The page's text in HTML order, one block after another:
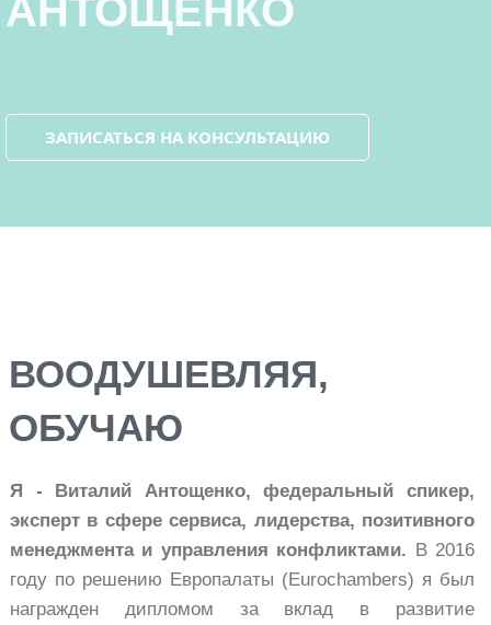
АНТОЩЕНКО
ЗАПИСАТЬСЯ НА КОНСУЛЬТАЦИЮ
ВООДУШЕВЛЯЯ,
ОБУЧАЮ
Я - Виталий Антощенко, федеральный спикер,
эксперт в сфере сервиса, лидерства, позитивного
менеджмента и управления конфликтами. В 2016
году по решению Европалаты (Eurochambers) я был
награжден дипломом за вклад в развитие